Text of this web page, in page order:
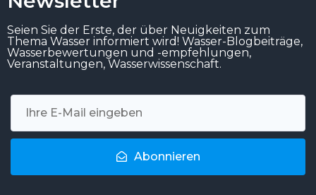
Seien Sie der Erste, der über Neuigkeiten zum
Thema Wasser informiert wird! Wasser-Blogbeiträge,
Wasserbewertungen und -empfehlungen,
Veranstaltungen, Wasserwissenschaft.
Abonnieren